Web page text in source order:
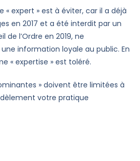
« expert » est à éviter, car il a déjà
en 2017 et a été interdit par un
de l’Ordre en 2019, ne
information loyale au public. En
« expertise » est toléré.
» doivent être limitées à
votre pratique